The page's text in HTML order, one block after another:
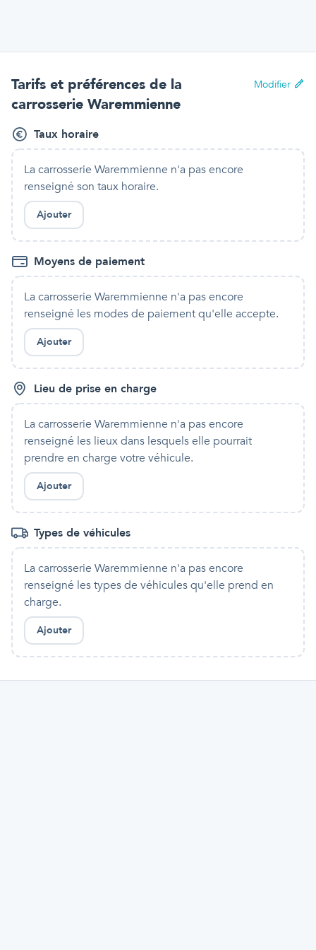
Tarifs et préférences de la
carrosserie Waremmienne
Modifier
Taux horaire
La carrosserie Waremmienne n'a pas encore
renseigné son taux horaire.
Ajouter
Moyens de paiement
La carrosserie Waremmienne n'a pas encore
renseigné les modes de paiement qu'elle accepte.
Ajouter
Lieu de prise en charge
La carrosserie Waremmienne n'a pas encore
renseigné les lieux dans lesquelselle pourrait
prendre en charge votre véhicule.
Ajouter
Types de véhicules
La carrosserie Waremmienne n'a pas encore
renseigné les types de véhicules qu'elle prend en
charge.
Ajouter